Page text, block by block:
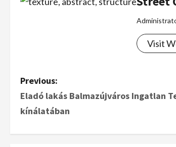
Visit
Previous:
Eladó lakás Balmazújváros Ingatlan
kínálatában